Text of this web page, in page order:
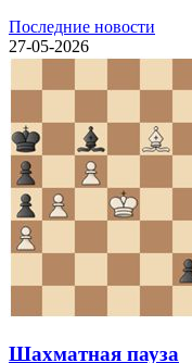
Последние новости
27-05-2026
Шахматная пауза